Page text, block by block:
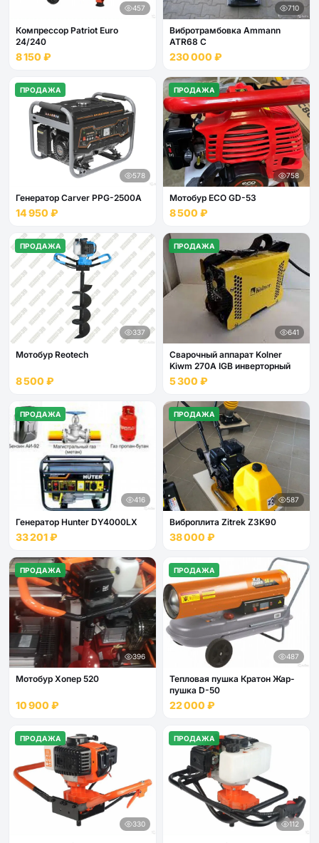
457
Компрессор Patriot Euro
24/240
8 150 ₽
710
Вибротрамбовка Ammann
ATR68 C
230 000 ₽
ПРОДАЖА
578
Генератор Carver PPG-2500А
14 950 ₽
ПРОДАЖА
758
Мотобур ECO GD-53
8 500 ₽
ПРОДАЖА
337
Мотобур Reotech
8 500 ₽
ПРОДАЖА
641
Сварочный аппарат Kolner
Kiwm 270А IGB инверторный
5 300 ₽
ПРОДАЖА
416
Генератор Hunter DY4000LX
33 201 ₽
ПРОДАЖА
587
Виброплита Zitrek Z3K90
38 000 ₽
ПРОДАЖА
396
Мотобур Хопер 520
10 900 ₽
ПРОДАЖА
487
Тепловая пушка Кратон Жар-
пушка D-50
22 000 ₽
ПРОДАЖА
330
ПРОДАЖА
112